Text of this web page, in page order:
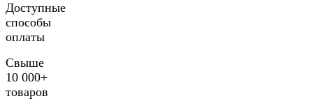
Доступные
способы
оплаты
Свыше
10 000+
товаров